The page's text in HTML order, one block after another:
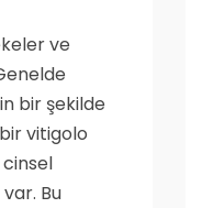
ve
bir şekilde
vitigolo
cinsel
Bu